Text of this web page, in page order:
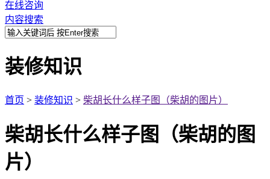
在线咨询
内容搜索
装修知识
首页 > 装修知识 > 柴胡长什么样子图（柴胡的图片）
柴胡长什么样子图（柴胡的图
片）